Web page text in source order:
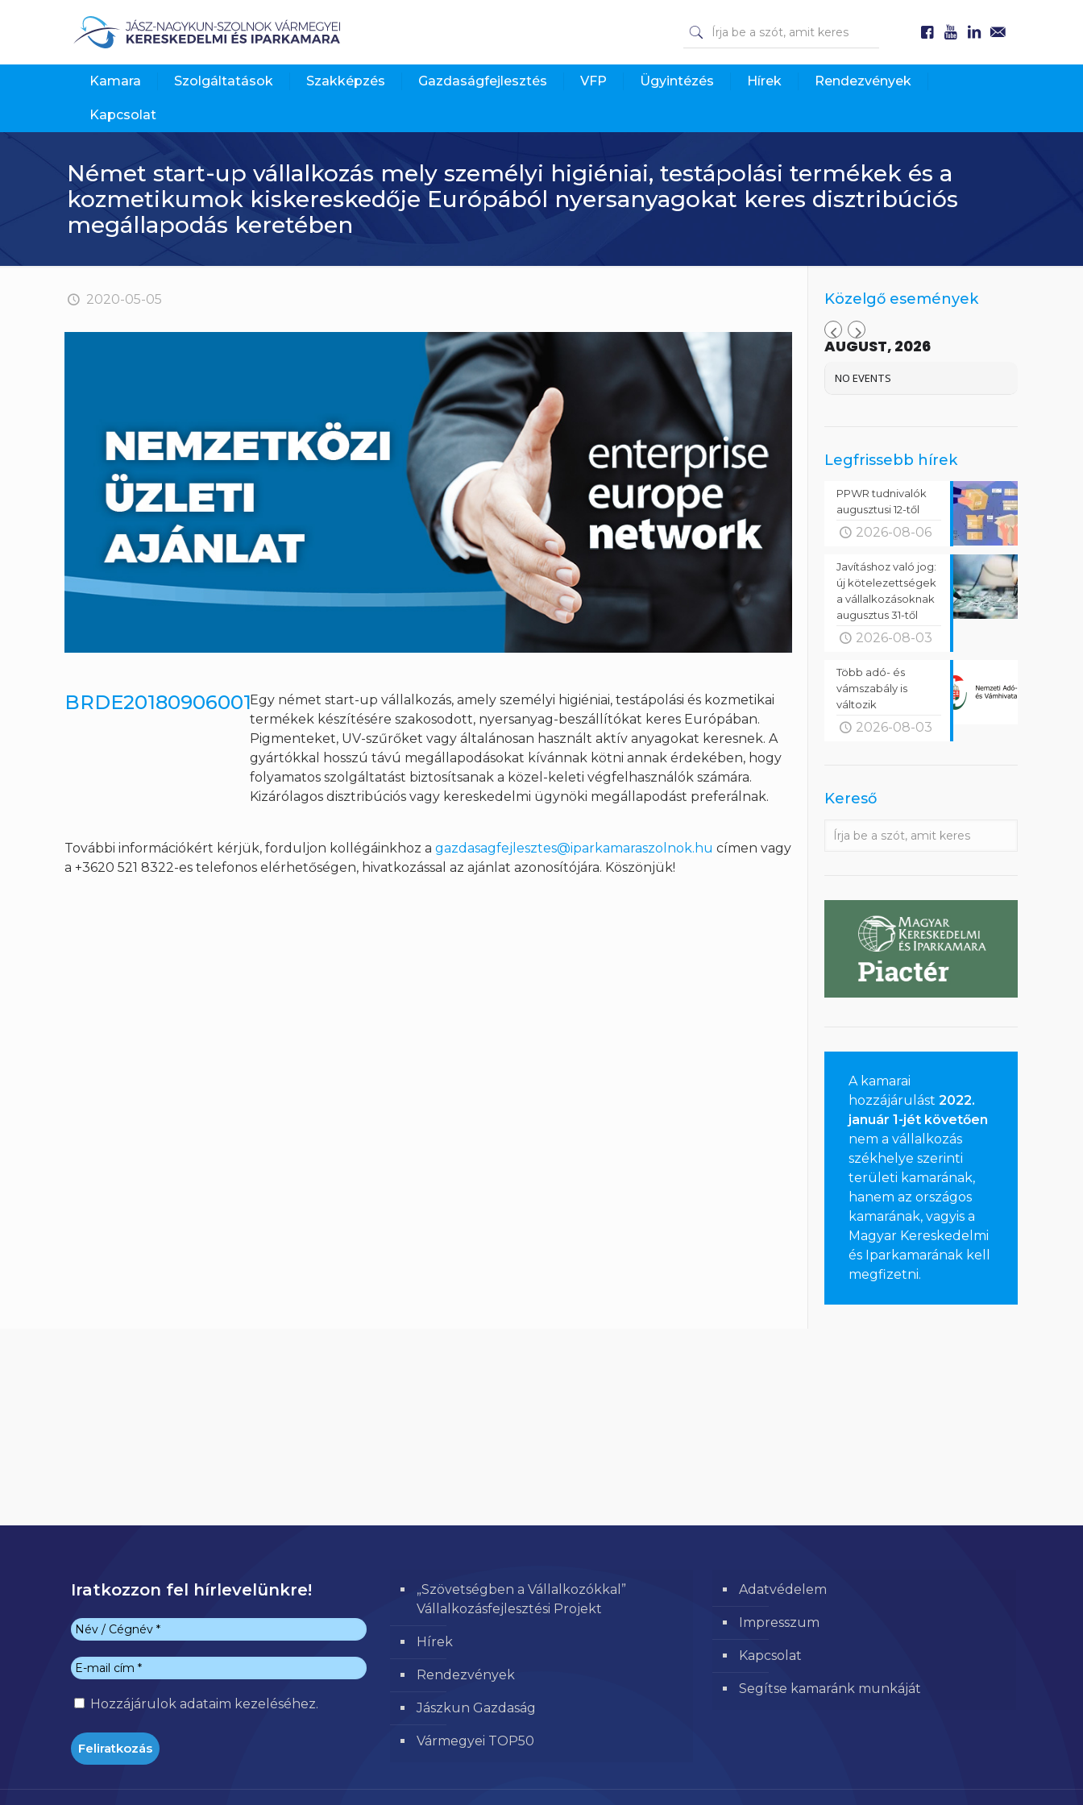
Kamara Szolgáltatások Szakképzés Gazdaságfejlesztés VFP Ügyintézés Hírek Rendezvények
Kapcsolat
Német start-up vállalkozás mely személyi higiéniai, testápolási termékek és a
kozmetikumok kiskereskedője Európából nyersanyagokat keres disztribúciós
megállapodás keretében
2020-05-05
BRDE20180906001Egy német start-up vállalkozás, amely személyi higiéniai, testápolási és kozmetikai
termékek készítésére szakosodott, nyersanyag-beszállítókat keres Európában.
Pigmenteket, UV-szűrőket vagy általánosan használt aktív anyagokat keresnek. A
gyártókkal hosszú távú megállapodásokat kívánnak kötni annak érdekében, hogy
folyamatos szolgáltatást biztosítsanak a közel-keleti végfelhasználók számára.
Kizárólagos disztribúciós vagy kereskedelmi ügynöki megállapodást preferálnak.
További információkért kérjük, forduljon kollégáinkhoz agazdasagfejlesztes@iparkamaraszolnok.hu címen vagy
a +3620 521 8322-es telefonos elérhetőségen, hivatkozással az ajánlat azonosítójára. Köszönjük!
Közelgő események
AUGUST, 2026
NO EVENTS
Legfrissebb hírek
PPWR tudnivalók
augusztusi 12-től
2026-08-06
Javításhoz való jog:
új kötelezettségek
a vállalkozásoknak
augusztus 31-től
2026-08-03
Több adó- és
vámszabály is
változik
2026-08-03
Kereső
A kamarai
hozzájárulást 2022.
január 1-jét követően
nem a vállalkozás
székhelye szerinti
területi kamarának,
hanem az országos
kamarának, vagyis a
Magyar Kereskedelmi
és Iparkamarának kell
megfizetni.
Iratkozzon fel hírlevelünkre!
Hozzájárulokadataim kezeléséhez.
„Szövetségben a Vállalkozókkal”
Vállalkozásfejlesztési Projekt
Hírek
Rendezvények
Jászkun Gazdaság
Vármegyei TOP50
Adatvédelem
Impresszum
Kapcsolat
Segítse kamaránk munkáját